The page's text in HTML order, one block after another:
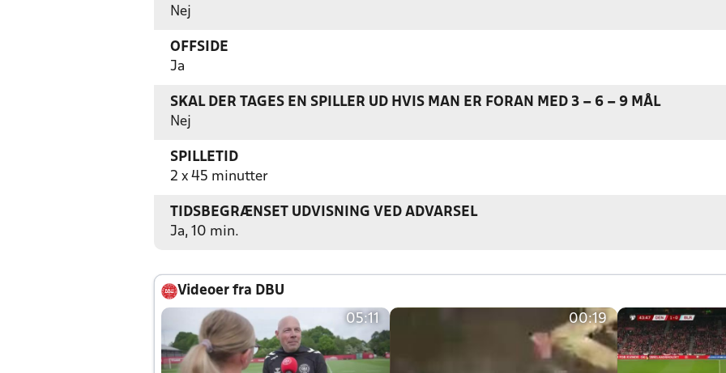
Nej
OFFSIDE
Ja
SKAL DER TAGES EN SPILLER UD HVIS MAN ER FORAN MED 3 – 6 – 9 MÅL
Nej
SPILLETID
2 x 45 minutter
TIDSBEGRÆNSET UDVISNING VED ADVARSEL
Ja, 10 min.
Videoer fra DBU
05:11 00:19